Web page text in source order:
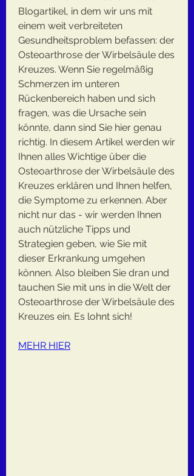
Blogartikel, in dem wir uns mit
einem weit verbreiteten
Gesundheitsproblem befassen: der
Osteoarthrose der Wirbelsäule des
Kreuzes. Wenn Sie regelmäßig
Schmerzen im unteren
Rückenbereich haben und sich
fragen, was die Ursache sein
könnte, dann sind Sie hier genau
richtig. In diesem Artikel werden wir
Ihnen alles Wichtige über die
Osteoarthrose der Wirbelsäule des
Kreuzes erklären und Ihnen helfen,
die Symptome zu erkennen. Aber
nicht nur das - wir werden Ihnen
auch nützliche Tipps und
Strategien geben, wie Sie mit
dieser Erkrankung umgehen
können. Also bleiben Sie dran und
tauchen Sie mit uns in die Welt der
Osteoarthrose der Wirbelsäule des
Kreuzes ein. Es lohnt sich!
MEHR HIER